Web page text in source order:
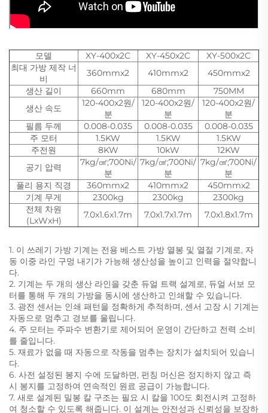
모델 XY-400x2C XY-450x2C
XY-500x2C
최대 가방 제작 너
비
360mmx2 410mmx2
450mmx2
생산 길이
660mm 680mm
750MM
생산 속도
120-400x2원/
분
120-400x2원/
분
120-400x2원/
분
필름 두께
0.008-0.035 0.008-0.035
0.008-0.035
주 모터
1.5KW 1.5KW
1.5KW
주전원
8KW 10kW
12KW
공기 압력
7kg/㎠;700Ni/
분
7kg/㎠;700Ni/
분
7kg/㎠;700Ni/
분
풀리 용지 직경
360mmx2 410mmx2
450mmx2
기계 무게
2300kg 2300kg
2300kg
전체 차원
(LxWxH)
7.0x1.6x1.7m 7.0x1.7x1.7m 7.0x1.8x1.7m
1. 이 쓰레기 가방 기계는 전용 베스트 가방 열봉 및 열절 기계로, 자
동 이중 라인 구멍 내기가 가능해 생산성을 높이고 인력을 절약합니
다.
2. 기계는 두 개의 생산 라인을 갖춘 듀얼 트랙 설계로, 듀얼 서보 모
터를 통해 두 개의 가방을 동시에 생산하고 인쇄할 수 있습니다.
3. 광전 센서는 인쇄 패턴을 정확하게 추적하며, 센서 고장 시 기계는
자동으로 멈추고 경보를 울립니다.
4. 주 모터는 주파수 변환기로 제어되어 운영이 간단하고 전력 소비
를 줄입니다.
5. 재료가 없을 때 자동으로 작동을 멈추는 장치가 설치되어 있습니
다.
6. 사전 설정된 봉지 수에 도달하면, 펀칭 머신은 정지하지 않고 즉
시 봉지를 고정하여 연속적인 원료 공급이 가능합니다.
7. 새로 설계된 밀봉 칼 구조는 필요 시 칼을 100도 회전시켜 고정하
여 청소할 수 있도록 해줍니다. 이 설계는 안전성과 신뢰성을 보장하